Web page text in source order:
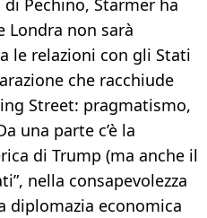
Pechino, Starmer ha
Londra non sarà
le relazioni con gli Stati
che racchiude
Street: pragmatismo,
una parte c’è la
di Trump (ma anche il
nella consapevolezza
diplomazia economica